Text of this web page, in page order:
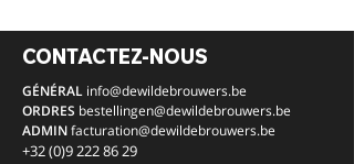
CONTACTEZ-NOUS
GÉNÉRAL info@dewildebrouwers.be
ORDRES bestellingen@dewildebrouwers.be
ADMINfacturation@dewildebrouwers.be
+32 (0)9 222 86 29